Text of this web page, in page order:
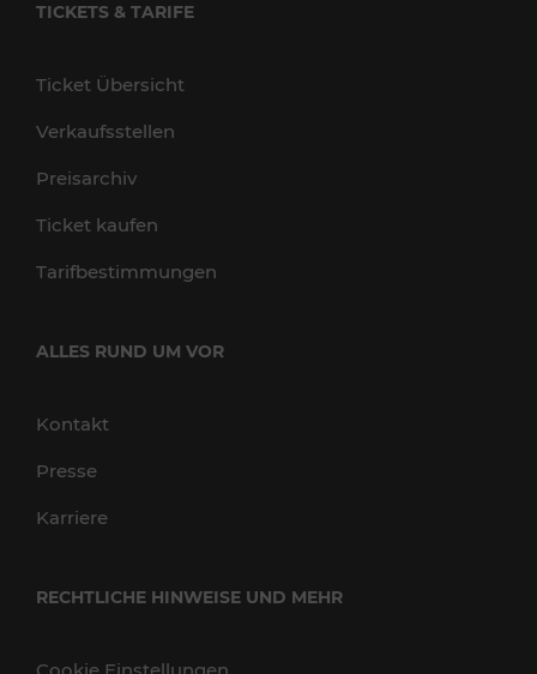
TICKETS & TARIFE
Ticket Übersicht
Verkaufsstellen
Preisarchiv
Ticket kaufen
Tarifbestimmungen
ALLES RUND UM VOR
Kontakt
Presse
Karriere
RECHTLICHE HINWEISE UND MEHR